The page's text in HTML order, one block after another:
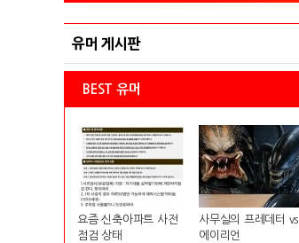
유머 게시판
BEST 유머
요즘 신축아파트 사전
점검 상태
사무실의 프레데터 vs
에이리언